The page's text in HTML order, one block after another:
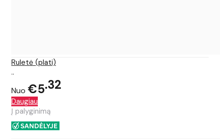
Ruletė (plati)
..
Nuo €5 32
Daugiau
Į palyginimą